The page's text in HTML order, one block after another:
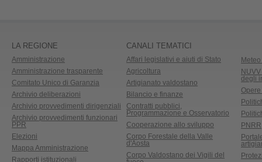
LA REGIONE
Amministrazione
Amministrazione trasparente
Comitato Unico di Garanzia
Archivio deliberazioni
Archivio provvedimenti dirigenziali
Archivio provvedimenti funzionari
PPR
Elezioni
Mappa Amministrazione
Rapporti istituzionali
CANALI TEMATICI
Affari legislativi e aiuti di Stato
Agricoltura
Artigianato valdostano
Bilancio e finanze
Contratti pubblici,
Programmazione e Osservatorio
Cooperazione allo sviluppo
Corpo Forestale della Valle
d'Aosta
Corpo Valdostano dei Vigili del
degli
PNRR